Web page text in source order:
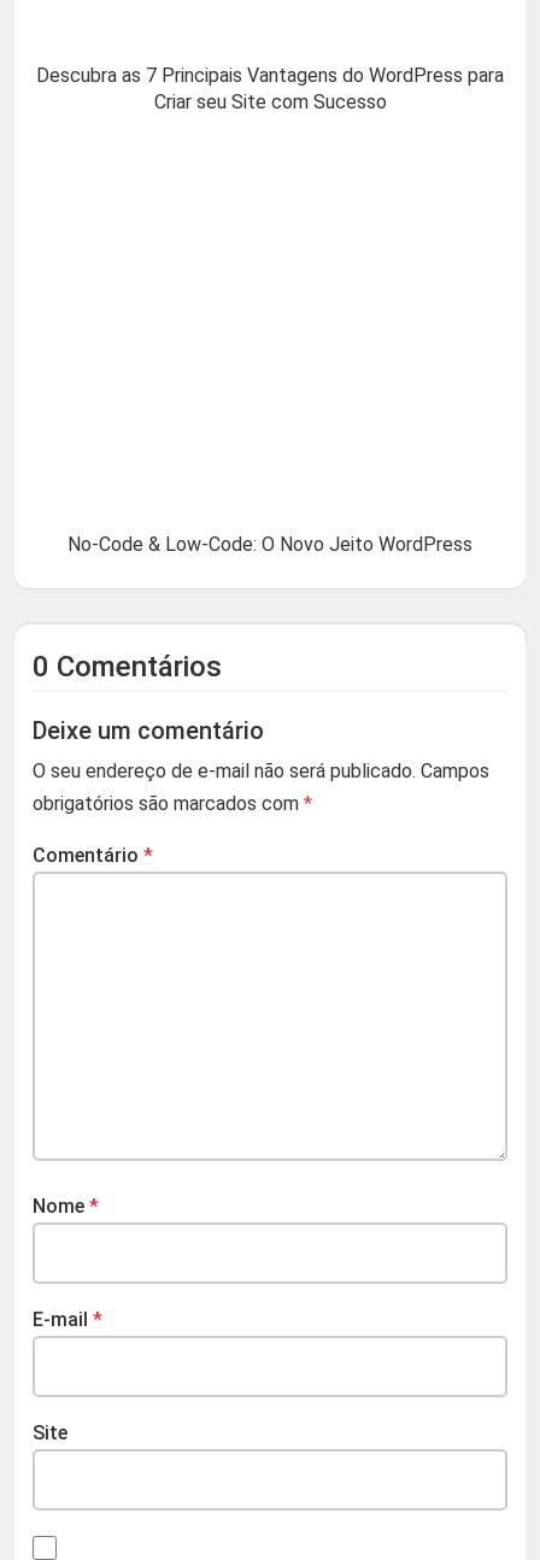
Descubra as 7 Principais Vantagens do WordPress para
Criar seu Site com Sucesso
No-Code & Low-Code: O Novo Jeito WordPress
0 Comentários
Deixe um comentário
O seu endereço de e-mail não será publicado. Campos
obrigatórios são marcados com *
Comentário *
Nome *
E-mail *
Site